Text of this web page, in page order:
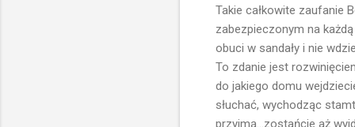
Takie całkowite zaufanie
zabezpieczonym na
obuci w sandały i nie
To zdanie jest
do jakiego domu
słuchać, wychodząc